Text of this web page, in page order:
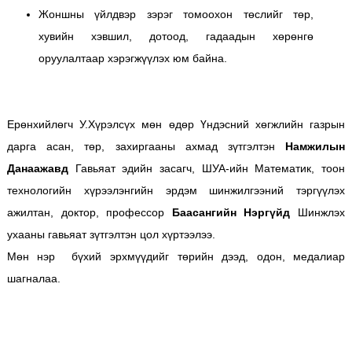
Жоншны үйлдвэр зэрэг томоохон төслийг төр,
хувийн хэвшил, дотоод, гадаадын хөрөнгө
оруулалтаар хэрэгжүүлэх юм байна.
Ерөнхийлөгч У.Хүрэлсүх мөн өдөр Үндэсний хөгжлийн газрын
дарга асан, төр, захиргааны ахмад зүтгэлтэн Намжилын
ДанаажавдГавьяат эдийн засагч, ШУА-ийн Математик, тоон
технологийн хүрээлэнгийн эрдэм шинжилгээний тэргүүлэх
ажилтан, доктор, профессор Баасангийн Нэргүйд Шинжлэх
ухааны гавьяат зүтгэлтэн цол хүртээлээ.
Мөн нэр бүхий эрхмүүдийг төрийн дээд, одон, медалиар
шагналаа.